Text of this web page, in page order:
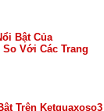
Bật Của
Với Các Trang
Trên Ketquaxoso3